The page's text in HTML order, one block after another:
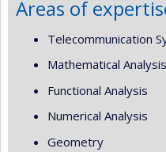
Areas of
Telecommunication
Mathematical Analysis
Functional Analysis
Numerical Analysis
Geometry